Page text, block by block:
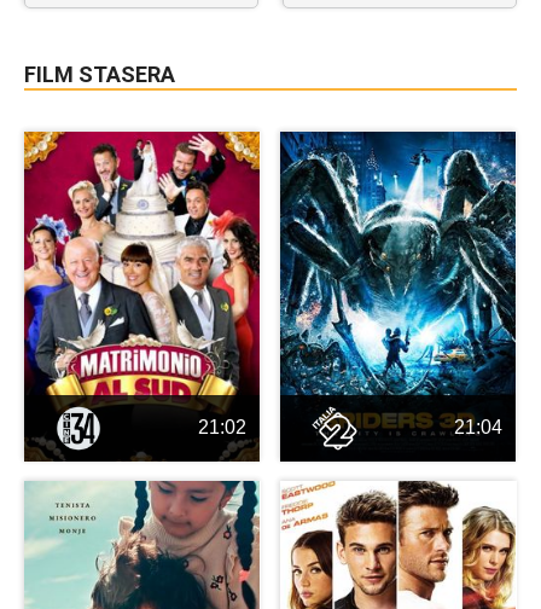
FILM STASERA
21:02 21:04